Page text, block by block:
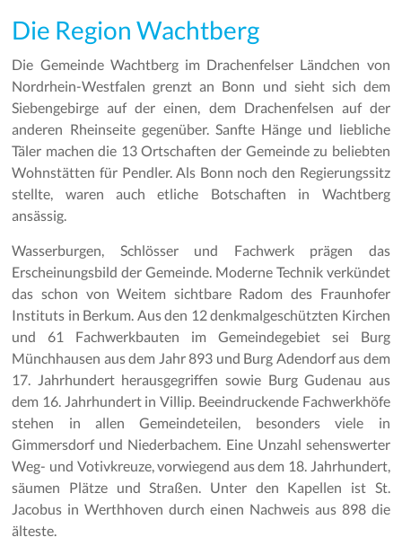
Die Region Wachtberg
Die Gemeinde Wachtberg im Drachenfelser Ländchen von
Nordrhein-Westfalen grenzt an Bonn und sieht sich dem
Siebengebirge auf der einen, dem Drachenfelsen auf der
anderen Rheinseite gegenüber. Sanfte Hänge und liebliche
Täler machen die 13 Ortschaften der Gemeinde zu beliebten
Wohnstätten für Pendler. Als Bonn noch den Regierungssitz
stellte, waren auch etliche Botschaften in Wachtberg
ansässig.
Wasserburgen, Schlösser und Fachwerk prägen das
Erscheinungsbild der Gemeinde. Moderne Technik verkündet
das schon von Weitem sichtbare Radom des Fraunhofer
Instituts in Berkum. Aus den 12 denkmalgeschützten Kirchen
und 61 Fachwerkbauten im Gemeindegebiet sei Burg
Münchhausen aus dem Jahr 893 und Burg Adendorf aus dem
17. Jahrhundert herausgegriffen sowie Burg Gudenau aus
dem 16. Jahrhundert in Villip. Beeindruckende Fachwerkhöfe
stehen in allen Gemeindeteilen, besonders viele in
Gimmersdorf und Niederbachem. Eine Unzahl sehenswerter
Weg- und Votivkreuze, vorwiegend aus dem 18. Jahrhundert,
säumen Plätze und Straßen. Unter den Kapellen ist St.
Jacobus in Werthhoven durch einen Nachweis aus 898 die
älteste.